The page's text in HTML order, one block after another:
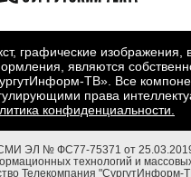
графические
являются
ТВ». Все
права
конфиденциальности.
СМИ ЭЛ № ФС77-75371 от
технологий и
Телекомпания "СургутИнформ-